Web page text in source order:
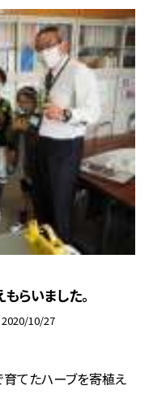
らいました。
2020/10/27
てたハーブを寄植え